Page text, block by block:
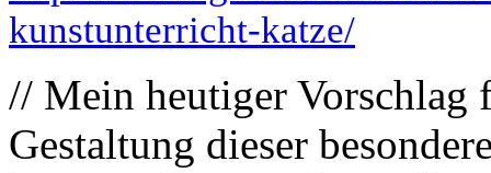
kunstunterricht-katze/
// Mein heutiger Vorschlag
Gestaltung dieser